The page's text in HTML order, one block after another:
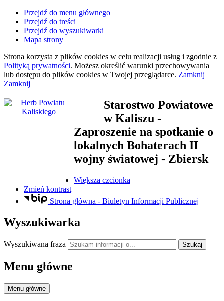
Przejdź do menu głównego
Przejdź do treści
Przejdź do wyszukiwarki
Mapa strony
Strona korzysta z plików cookies w celu realizacji usług i zgodnie z
Polityką prywatności. Możesz określić warunki przechowywania
lub dostępu do plików cookies w Twojej przeglądarce. Zamknij
Zamknij
Starostwo Powiatowe
w Kaliszu -
Zaproszenie na spotkanie o
lokalnych Bohaterach II
wojny światowej - Zbiersk
Większa czcionka
Zmień kontrast
Strona główna - Biuletyn Informacji Publicznej
Wyszukiwarka
Wyszukiwana fraza Szukaj
Menu główne
Menu główne